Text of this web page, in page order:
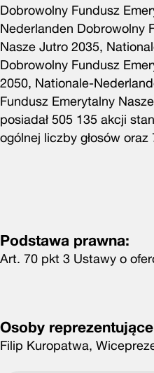
Dobrowolny Fundusz
Nederlanden Dobrowolny
Nasze Jutro 2035,
Dobrowolny Fundusz
2050, Nationale-
Fundusz Emerytalny
posiadał 505 135 akcji
ogólnej liczby głosów
Podstawa prawna:
Art. 70 pkt 3 Ustawy o
Osoby reprezentujące
Filip Kuropatwa,